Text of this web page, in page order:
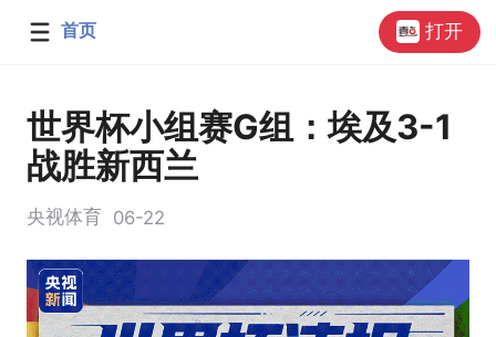
首页 打开
世界杯小组赛G组：埃及3-1
战胜新西兰
央视体育 06-22